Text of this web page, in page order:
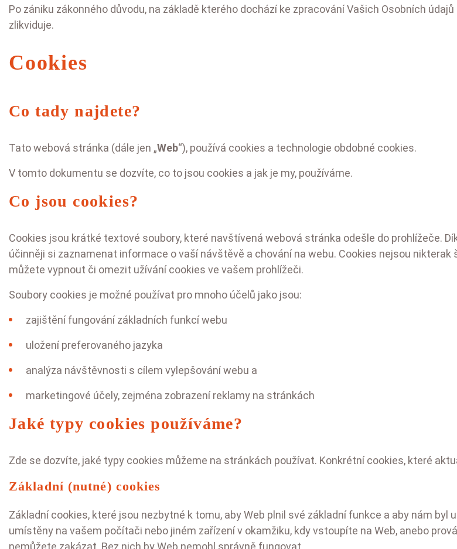
Po zániku zákonného důvodu, na základě kterého dochází ke zpracování Vašich Osobních
zlikviduje.
Cookies
Co tady najdete?
Tato webová stránka (dále jen „Web“), používá cookies a technologie obdobné cookies.
V tomto dokumentu se dozvíte, co to jsou cookies a jak je my, používáme.
Co jsou cookies?
Cookies jsou krátké textové soubory, které navštívená webová stránka odešle do prohlížeče.
účinněji si zaznamenat informace o vaší návštěvě a chování na webu. Cookies nejsou
můžete vypnout či omezit užívání cookies ve vašem prohlížeči.
Soubory cookies je možné používat pro mnoho účelů jako jsou:
zajištění fungování základních funkcí webu
uložení preferovaného jazyka
analýza návštěvnosti s cílem vylepšování webu a
marketingové účely, zejména zobrazení reklamy na stránkách
Jaké typy cookies používáme?
Zde se dozvíte, jaké typy cookies můžeme na stránkách používat. Konkrétní cookies, které
Základní (nutné) cookies
Základní cookies, které jsou nezbytné k tomu, aby Web plnil své základní funkce a aby nám
umístěny na vašem počítači nebo jiném zařízení v okamžiku, kdy vstoupíte na Web, anebo
nemůžete zakázat. Bez nich by Web nemohl správně fungovat.